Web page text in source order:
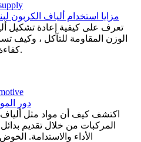
مزايا استخدام ألياف الكربون
تعرف على كيفية إعادة تشكيل
الوزن المقاومة للتآكل ، وكيف
كفاءة في الطاقة ومبتكرة للمستقبل.
دور
اكتشف كيف أن مواد مثل
المركبات من خلال تقديم
الأداء والاستدامة.